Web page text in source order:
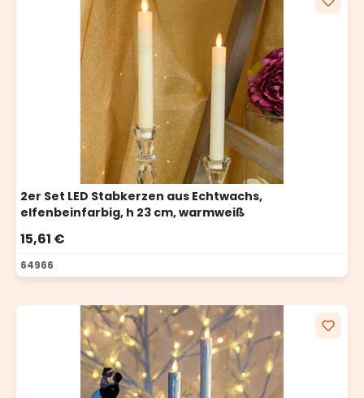
2er Set LED Stabkerzen aus Echtwachs,
elfenbeinfarbig, h 23 cm, warmweiß
15,61 €
64966